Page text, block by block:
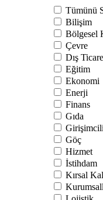
Tümünü
Bilişim
Bölgesel
Çevre
Dış
Eğitim
Ekonomi
Enerji
Finans
Gıda
Göç
Hizmet
İstihdam
Kırsal